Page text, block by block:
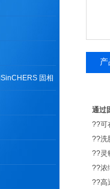
固相
通过
??可
??洗
??灵
??浓
??高